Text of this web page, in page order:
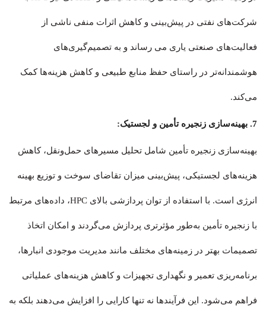
شرکت‌های نفتی در پیش‌بینی و کاهش اثرات منفی ناشی از
فعالیت‌های صنعتی یاری می رساند و به تصمیم‌گیری‌های
هوشمندانه‌تر در راستای حفظ منابع طبیعی و کاهش هزینه‌ها کمک
می‌کند.
7. بهینه‌سازی زنجیره تأمین و لجستیک:
بهینه‌سازی زنجیره تأمین شامل تحلیل مسیرهای حمل‌ونقل، کاهش
هزینه‌های لجستیکی، پیش‌بینی میزان تقاضای سوخت و توزیع بهینه
انرژی است. با استفاده از توان پردازشی بالای HPC، داده‌های مرتبط
با زنجیره تأمین به‌طور مؤثرتری پردازش می‌گردند و امکان اتخاذ
تصمیمات بهتر در زمینه‌های مختلف مانند مدیریت موجودی انبارها،
برنامه‌ریزی تعمیر و نگهداری تجهیزات و کاهش هزینه‌های عملیاتی
فراهم می‌شود. این فرآیندها نه تنها کارایی را افزایش می‌دهند بلکه به